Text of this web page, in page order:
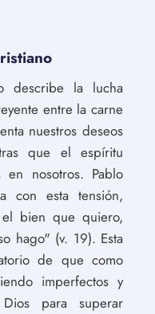
describe la lucha
entre la carne
nuestros deseos
que el espíritu
nosotros. Pablo
con esta tensión,
bien que quiero,
hago" (v. 19). Esta
de que como
imperfectos y
para superar